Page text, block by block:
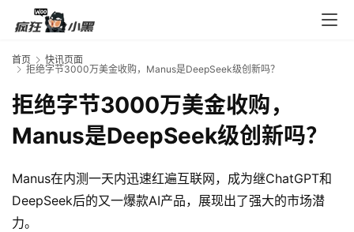
口
券
码
中
资
首页
快讯页面
拒绝字节3000万美金收购，Manus是DeepSeek级创新吗？
拒绝字节3000万美金收购，
Manus是DeepSeek级创新吗？
Manus在内测一天内迅速红遍互联网，成为继ChatGPT和
DeepSeek后的又一爆款AI产品，展现出了强大的市场潜
力。